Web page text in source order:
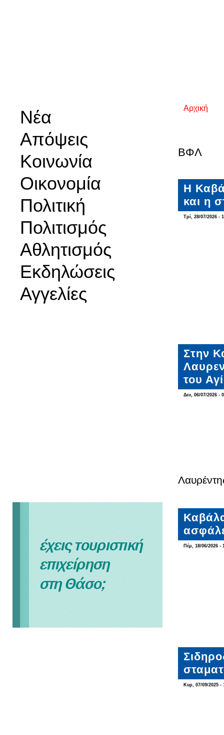
Νέα
Απόψεις
Κοινωνία
Οικονομία
Πολιτική
Πολιτισμός
Αθλητισμός
Εκδηλώσεις
Αγγελίες
Είστε
Αρχική
ΒΦΛ
Η
και η
Τρί, 28/07/2026 -
Στην
του
Δευ, 06/07/2026 -
Πέμ, 18/06/2026 -
Κυρ, 07/09/2025 -